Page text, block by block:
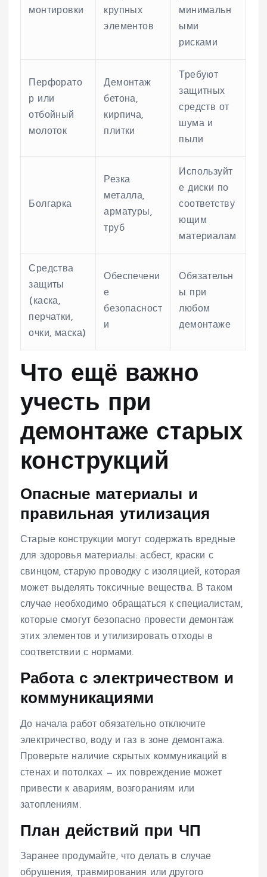
монтировки
крупных
элементов
минимальн
ыми
рисками
Перфорато
р или
отбойный
молоток
Демонтаж
бетона,
кирпича,
плитки
Требуют
защитных
средств от
шума и
пыли
Болгарка
Резка
металла,
арматуры,
труб
Используйт
е диски по
соответству
ющим
материалам
Средства
защиты
(каска,
перчатки,
очки, маска)
Обеспечени
е
безопасност
и
Обязательн
ы при
любом
демонтаже
Что ещё важно
учесть при
демонтаже старых
конструкций
Опасные материалы и
правильная утилизация
Старые конструкции могут содержать вредные
для здоровья материалы: асбест, краски с
свинцом, старую проводку с изоляцией, которая
может выделять токсичные вещества. В таком
случае необходимо обращаться к специалистам,
которые смогут безопасно провести демонтаж
этих элементов и утилизировать отходы в
соответствии с нормами.
Работа с электричеством и
коммуникациями
До начала работ обязательно отключите
электричество, воду и газ в зоне демонтажа.
Проверьте наличие скрытых коммуникаций в
стенах и потолках — их повреждение может
привести к авариям, возгораниям или
затоплениям.
План действий при ЧП
Заранее продумайте, что делать в случае
обрушения, травмирования или другого